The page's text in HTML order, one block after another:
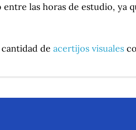
las horas de estudio, ya
de acertijos visuales